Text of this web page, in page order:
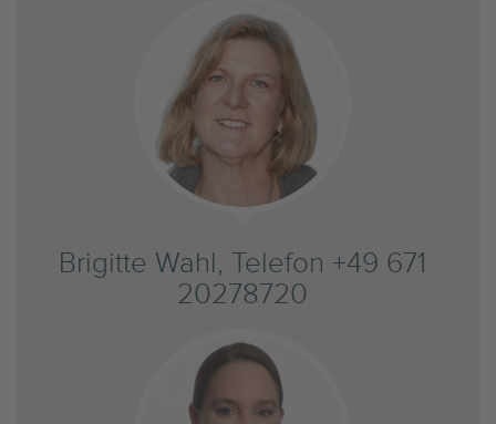
Brigitte Wahl, Telefon +49 671
20278720